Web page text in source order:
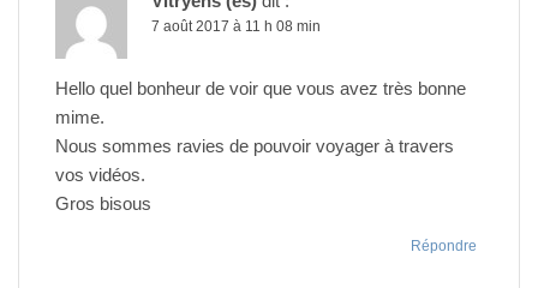
7 août 2017 à 11 h 08 min
Hello quel bonheur de voir que vous avez très bonne
mime.
Nous sommes ravies de pouvoir voyager à travers
vos vidéos.
Gros bisous
Répondre